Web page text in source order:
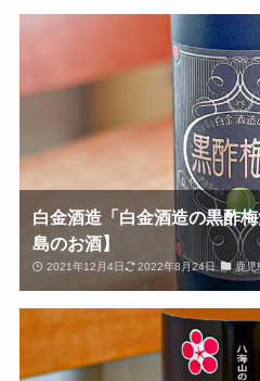
白金酒造「白金酒造の黒酢
島のお酒】
2021年12月4日 2022年8月24日 鹿児